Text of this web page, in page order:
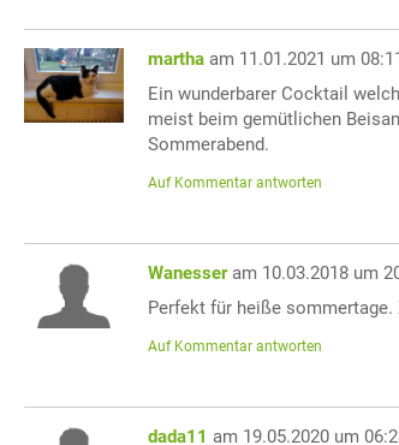
martha am 11.01.2021 um
Ein wunderbarer Cocktail
meist beim gemütlichen
Sommerabend.
Auf Kommentar antworten
Wanesser am 10.03.2018 um
Perfekt für heiße
Auf Kommentar antworten
dada11 am 19.05.2020 um